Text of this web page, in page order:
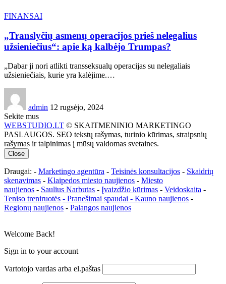
FINANSAI
„Translyčių asmenų operacijos prieš nelegalius
užsieniečius“: apie ką kalbėjo Trumpas?
„Dabar ji nori atlikti transseksualų operacijas su nelegaliais
užsieniečiais, kurie yra kalėjime.…
admin 12 rugsėjo, 2024
Sekite mus
WEBSTUDIO.LT © SKAITMENINIO MARKETINGO
PASLAUGOS. SEO tekstų rašymas, turinio kūrimas, straipsnių
rašymas ir talpinimas į mūsų valdomas svetaines.
Close
Draugai: - Marketingo agentūra - Teisinės konsultacijos - Skaidrių
skenavimas - Klaipedos miesto naujienos - Miesto
naujienos - Saulius Narbutas - Įvaizdžio kūrimas - Veidoskaita -
Teniso treniruotės - Pranešimai spaudai - Kauno naujienos -
Regionų naujienos - Palangos naujienos
Welcome Back!
Sign in to your account
Vartotojo vardas arba el.paštas